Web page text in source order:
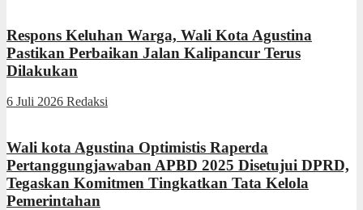
Respons Keluhan Warga, Wali Kota Agustina
Pastikan Perbaikan Jalan Kalipancur Terus
Dilakukan
6 Juli 2026 Redaksi
Wali kota Agustina Optimistis Raperda
Pertanggungjawaban APBD 2025 Disetujui DPRD,
Tegaskan Komitmen Tingkatkan Tata Kelola
Pemerintahan